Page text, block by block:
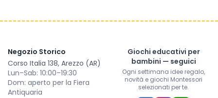
Negozio Storico
Corso Italia 138, Arezzo (AR)
Lun–Sab: 10:00–19:30
Dom: aperto per la Fiera
Antiquaria
Giochi educativi per
bambini — seguici
Ogni settimana idee regalo,
novità e giochi Montessori
selezionati per te.